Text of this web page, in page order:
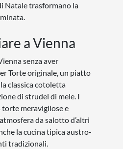
Natale trasformano la
a Vienna
senza aver
Torte originale, un piatto
classica cotoletta
di strudel di mele. I
meravigliose e
da salotto d’altri
la cucina tipica austro-
tradizionali.